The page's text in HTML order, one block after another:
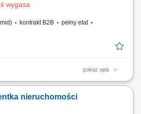
wygasa
kontrakt B2B
pełny etat
pokaż opis
i wynajmu nieruchomości oraz rozwijanie
procesu sprzedaży lub najmu.
transakcji, przygotowywanie niezbędnej
nieruchomości